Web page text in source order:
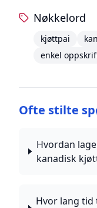
Nøkkelord
kjøttpai
enkel
Ofte stilte
Hvordan
kanadisk
Hvor lang tid